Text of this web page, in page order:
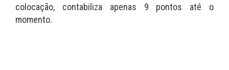
colocação, contabiliza apenas 9 pontos até o
momento.